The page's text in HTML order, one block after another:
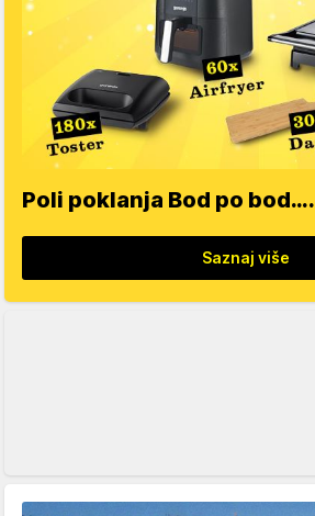
Poli poklanja Bod po bod….
Saznaj više